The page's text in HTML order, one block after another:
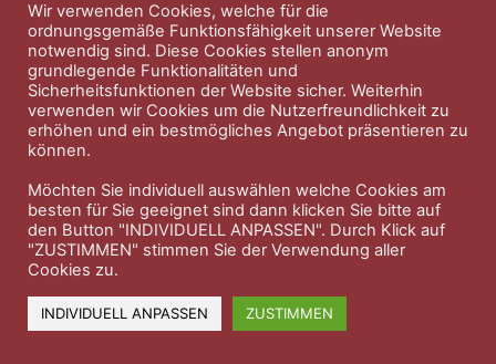
Entdecken Sie die hochwertigen
Nahrungsergänungsprodukte der FirmaNatura Vitalis
Jahn & Partner Versicherungsmakler GmbH
Versicherungen und Finanzdienstleistungen seit 1986 -
Professioneller Rundumschutz seit über 30 Jahren.
Impressum Nutzungsbedingungen
Datenschutzerklärung Therapeutenkatalog Über uns
© 2023 Therapeutennews.de
Wir verwenden Cookies, welche für die
ordnungsgemäße Funktionsfähigkeit unserer Website
notwendig sind. Diese Cookies stellen anonym
grundlegende Funktionalitäten und
Sicherheitsfunktionen der Website sicher. Weiterhin
verwenden wir Cookies um die Nutzerfreundlichkeit zu
erhöhen und ein bestmögliches Angebot präsentieren zu
können.
Möchten Sie individuell auswählen welche Cookies am
besten für Sie geeignet sind dann klicken Sie bitte auf
den Button "INDIVIDUELL ANPASSEN". Durch Klick auf
"ZUSTIMMEN" stimmen Sie der Verwendung aller
Cookies zu.
INDIVIDUELL ANPASSEN ZUSTIMMEN